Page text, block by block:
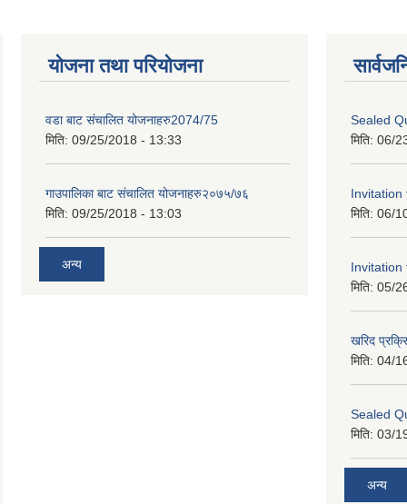
योजना तथा परियोजना
वडा बाट संचालित योजनाहरु2074/75
मिति: 09/25/2018 - 13:33
गाउपालिका बाट संचालित योजनाहरु२०७५/७६
मिति: 09/25/2018 - 13:03
अन्य
Sealed
मिति: 06/
Invitation
मिति: 06/
Invitation
मिति: 05/
खरिद
मिति: 04/
Sealed
मिति: 03/
अन्य